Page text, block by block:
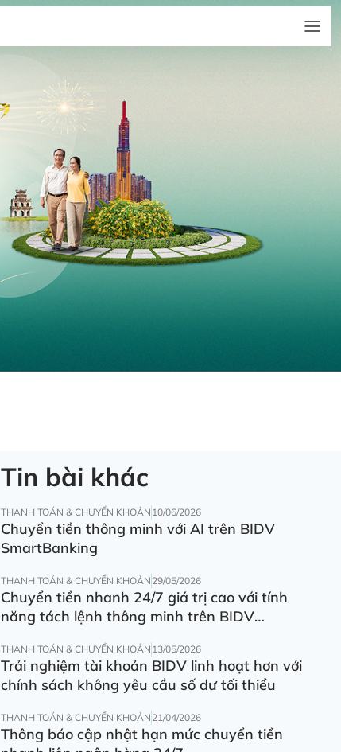
Tin bài khác
THANH TOÁN & CHUYỂN KHOẢN 10/06/2026
Chuyển tiền thông minh với AI trên BIDV
SmartBanking
THANH TOÁN & CHUYỂN KHOẢN 29/05/2026
Chuyển tiền nhanh 24/7 giá trị cao với tính
năng tách lệnh thông minh trên BIDV
THANH TOÁN & CHUYỂN KHOẢN 13/05/2026
Trải nghiệm tài khoản BIDV linh hoạt hơn với
chính sách không yêu cầu số dư tối thiểu
THANH TOÁN & CHUYỂN KHOẢN 21/04/2026
Thông báo cập nhật hạn mức chuyển tiền